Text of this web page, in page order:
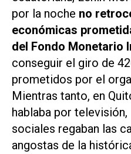
por la noche no
económicas
del Fondo Monetario
conseguir el giro de
prometidos por el
Mientras tanto, en
hablaba por
sociales regaban las
angostas de la